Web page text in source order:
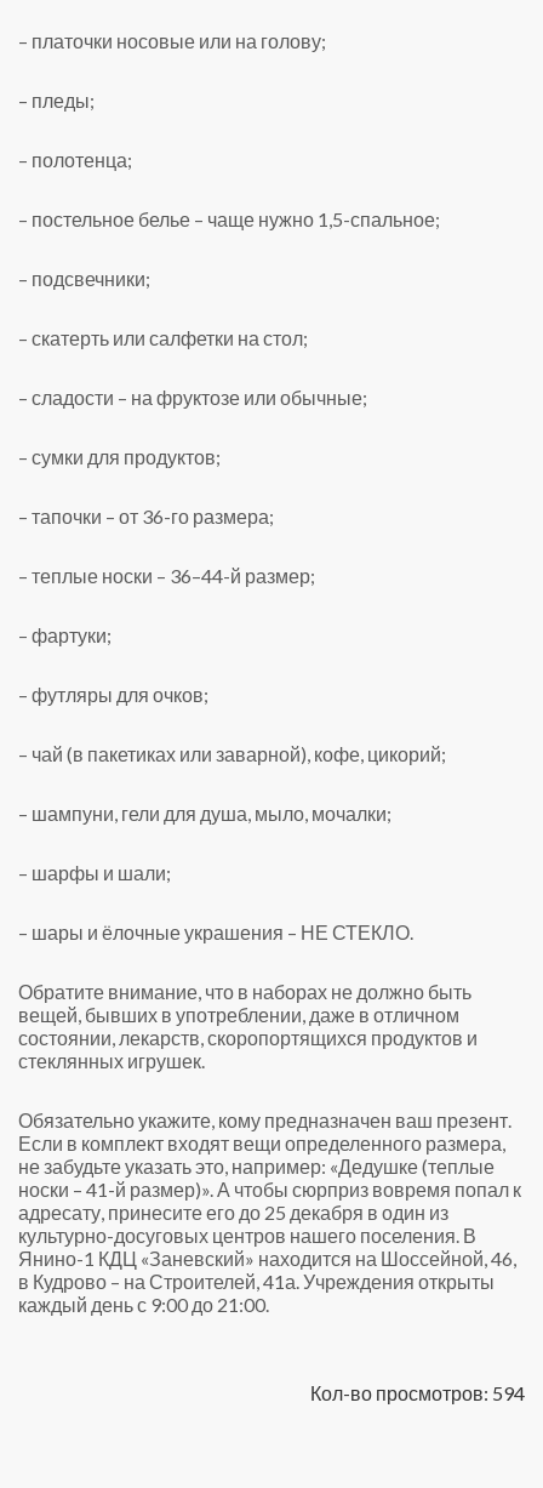
– платочки носовые или на голову;
– пледы;
– полотенца;
– постельное белье – чаще нужно 1,5-спальное;
– подсвечники;
– скатерть или салфетки на стол;
– сладости – на фруктозе или обычные;
– сумки для продуктов;
– тапочки – от 36-го размера;
– теплые носки – 36–44-й размер;
– фартуки;
– футляры для очков;
– чай (в пакетиках или заварной), кофе, цикорий;
– шампуни, гели для душа, мыло, мочалки;
– шарфы и шали;
– шары и ёлочные украшения – НЕ СТЕКЛО.
Обратите внимание, что в наборах не должно быть
вещей, бывших в употреблении, даже в отличном
состоянии, лекарств, скоропортящихся продуктов и
стеклянных игрушек.
Обязательно укажите, кому предназначен ваш презент.
Если в комплект входят вещи определенного размера,
не забудьте указать это, например: «Дедушке (теплые
носки – 41-й размер)». А чтобы сюрприз вовремя попал к
адресату, принесите его до 25 декабря в один из
культурно-досуговых центров нашего поселения. В
Янино-1 КДЦ «Заневский» находится на Шоссейной, 46,
в Кудрово – на Строителей, 41а. Учреждения открыты
каждый день с 9:00 до 21:00.
Кол-во просмотров: 594